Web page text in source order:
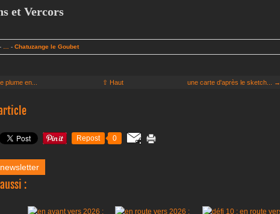
et Vercors
- - Chatuzange le Goubet
plume en... ⇧ Haut une carte d'après le sketch... →
Repost 0
: